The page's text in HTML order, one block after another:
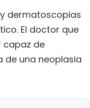
dermatoscopias
El doctor que
capaz de
de una neoplasia